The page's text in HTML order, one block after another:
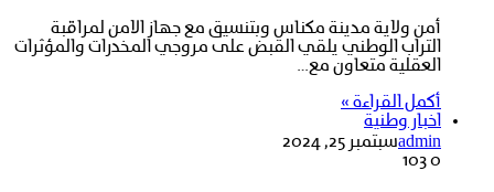
أمن ولاية مدينة مكناس وبتنسيق مع جهاز الامن لمراقبة
التراب الوطني يلقي القبض على مروجي المخدرات والمؤثرات
العقلية متعاون مع…
أكمل القراءة »
اخبار وطنية
adminسبتمبر 25, 2024
0